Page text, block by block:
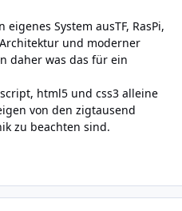
System ausTF, RasPi,
und moderner
daher was das für ein
html5 und css3 alleine
von den zigtausend
zu beachten sind.